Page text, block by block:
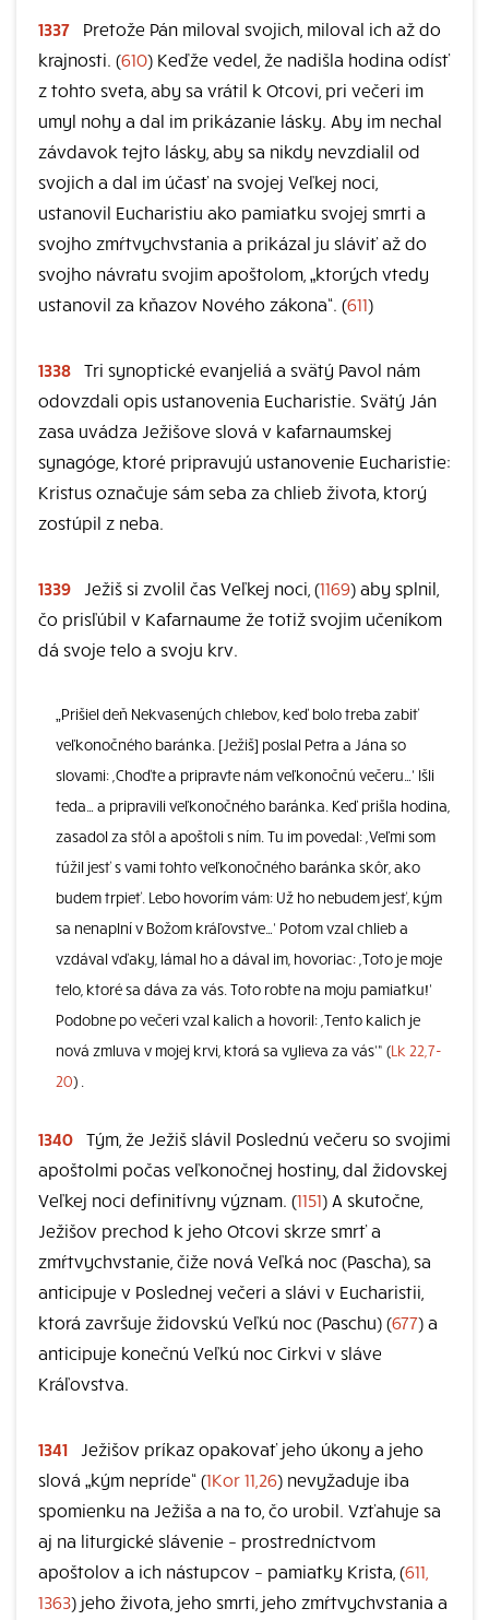
1337
Pretože Pán miloval svojich, miloval ich až do
krajnosti. (610) Keďže vedel, že nadišla hodina odísť
z tohto sveta, aby sa vrátil k Otcovi, pri večeri im
umyl nohy a dal im prikázanie lásky. Aby im nechal
závdavok tejto lásky, aby sa nikdy nevzdialil od
svojich a dal im účasť na svojej Veľkej noci,
ustanovil Eucharistiu ako pamiatku svojej smrti a
svojho zmŕtvychvstania a prikázal ju sláviť až do
svojho návratu svojim apoštolom, „ktorých vtedy
ustanovil za kňazov Nového zákona“. (611)
1338 Tri synoptické evanjeliá a svätý Pavol nám
odovzdali opis ustanovenia Eucharistie. Svätý Ján
zasa uvádza Ježišove slová v kafarnaumskej
synagóge, ktoré pripravujú ustanovenie Eucharistie:
Kristus označuje sám seba za chlieb života, ktorý
zostúpil z neba.
1339 Ježiš si zvolil čas Veľkej noci, (1169) aby splnil,
čo prisľúbil v Kafarnaume že totiž svojim učeníkom
dá svoje telo a svoju krv.
„Prišiel deň Nekvasených chlebov, keď bolo treba zabiť
veľkonočného baránka. [Ježiš] poslal Petra a Jána so
slovami: ,Choďte a pripravte nám veľkonočnú večeru…‘ Išli
teda… a pripravili veľkonočného baránka. Keď prišla hodina,
zasadol za stôl a apoštoli s ním. Tu im povedal: ,Veľmi som
túžil jesť s vami tohto veľkonočného baránka skôr, ako
budem trpieť. Lebo hovorím vám: Už ho nebudem jesť, kým
sa nenaplní v Božom kráľovstve…‘ Potom vzal chlieb a
vzdával vďaky, lámal ho a dával im, hovoriac: ,Toto je moje
telo, ktoré sa dáva za vás. Toto robte na moju pamiatku!‘
Podobne po večeri vzal kalich a hovoril: ,Tento kalich je
nová zmluva v mojej krvi, ktorá sa vylieva za vás‘“ (Lk 22,7-
20) .
1340 Tým, že Ježiš slávil Poslednú večeru so svojimi
apoštolmi počas veľkonočnej hostiny, dal židovskej
Veľkej noci definitívny význam. (1151) A skutočne,
Ježišov prechod k jeho Otcovi skrze smrť a
zmŕtvychvstanie, čiže nová Veľká noc (Pascha), sa
anticipuje v Poslednej večeri a slávi v Eucharistii,
ktorá završuje židovskú Veľkú noc (Paschu) (677) a
anticipuje konečnú Veľkú noc Cirkvi v sláve
Kráľovstva.
1341
Ježišov príkaz opakovať jeho úkony a jeho
slová „kým nepríde“ (1Kor 11,26) nevyžaduje iba
spomienku na Ježiša a na to, čo urobil. Vzťahuje sa
aj na liturgické slávenie – prostredníctvom
apoštolov a ich nástupcov – pamiatky Krista, (611,
1363) jeho života, jeho smrti, jeho zmŕtvychvstania a